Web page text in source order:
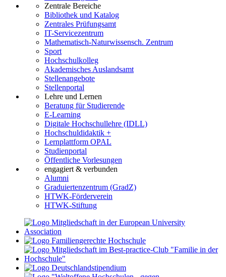
Zentrale Bereiche
Bibliothek und Katalog
Zentrales Prüfungsamt
IT-Servicezentrum
Mathematisch-Naturwissensch. Zentrum
Sport
Hochschulkolleg
Akademisches Auslandsamt
Stellenangebote
Stellenportal
Lehre und Lernen
Beratung für Studierende
E-Learning
Digitale Hochschullehre (IDLL)
Hochschuldidaktik +
Lernplattform OPAL
Studienportal
Öffentliche Vorlesungen
engagiert & verbunden
Alumni
Graduiertenzentrum (GradZ)
HTWK-Förderverein
HTWK-Stiftung